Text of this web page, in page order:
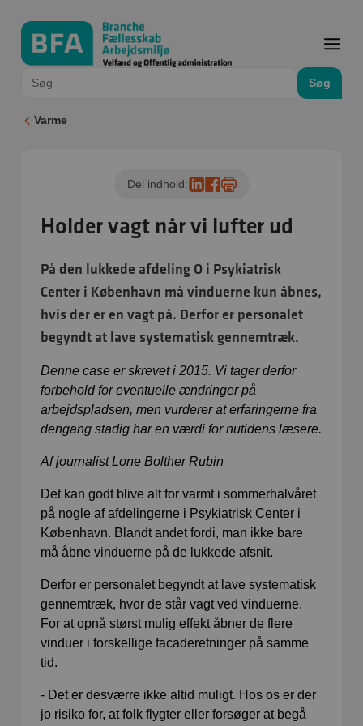
Søg
Varme
Holder vagt når vi lufter ud
Del indhold:
På den lukkede afdeling O i Psykiatrisk
Center i København må vinduerne kun åbnes,
hvis der er en vagt på. Derfor er personalet
begyndt at lave systematisk gennemtræk.
Denne case er skrevet i 2015. Vi tager derfor
forbehold for eventuelle ændringer på
arbejdspladsen, men vurderer at erfaringerne fra
dengang stadig har en værdi for nutidens læsere.
Af journalist Lone Bolther Rubin
Det kan godt blive alt for varmt i sommerhalvåret
på nogle af afdelingerne i Psykiatrisk Center i
København. Blandt andet fordi, man ikke bare
må åbne vinduerne på de lukkede afsnit.
Derfor er personalet begyndt at lave systematisk
gennemtræk, hvor de står vagt ved vinduerne.
For at opnå størst mulig effekt åbner de flere
vinduer i forskellige facaderetninger på samme
tid.
- Det er desværre ikke altid muligt. Hos os er der
jo risiko for, at folk flygter eller forsøger at begå